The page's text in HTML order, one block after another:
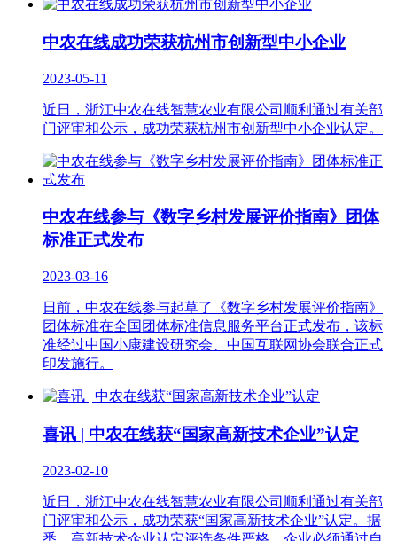
中农在线成功荣获杭州市创新型中小企业
2023-05-11
近日，浙江中农在线智慧农业有限公司顺利通过有关部
门评审和公示，成功荣获杭州市创新型中小企业认定。
中农在线参与《数字乡村发展评价指南》团体
标准正式发布
2023-03-16
日前，中农在线参与起草了《数字乡村发展评价指南》
团体标准在全国团体标准信息服务平台正式发布，该标
准经过中国小康建设研究会、中国互联网协会联合正式
印发施行。
喜讯 | 中农在线获“国家高新技术企业”认定
2023-02-10
近日，浙江中农在线智慧农业有限公司顺利通过有关部
门评审和公示，成功荣获“国家高新技术企业”认定。据